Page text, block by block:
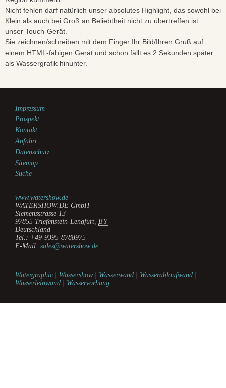
Nicht fehlen darf natürlich unser absolutes Highlight, das sowohl bei
Klein als auch bei Groß an Beliebtheit nicht zu übertreffen ist:
unser Touch-Gerät.
Sie zeichnen/schreiben mit dem Finger Ihr Bild/Ihren Gruß auf
einem HTML-fähigen Gerät und schon fällt es 2 Sekunden später
als Wassergrafik hinunter.
Impressum
Prospekt
Kontakt
Anfahrt
Datenschutz
Sitemap
Suche
www.watershow.de
WATERSHOW.DE GmbH
Siemensstrasse 13
97855 Triefenstein-Lengfurt, BY
Deutschland
Tel.: +49-9395-8788975
E-Mail: sales@watershow.de
Watergraphic Wassershow| Wasserwand Wasserablaufwand
Wasserleinwand
Wasservorhang